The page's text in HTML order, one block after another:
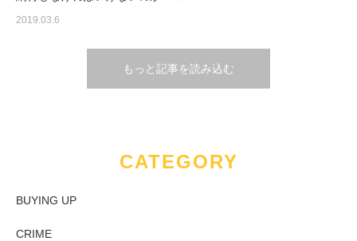
2019.03.6
もっと記事を読み込む
CATEGORY
BUYING UP
CRIME